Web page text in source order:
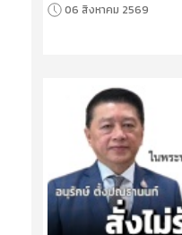
06 สิงหาคม 2569